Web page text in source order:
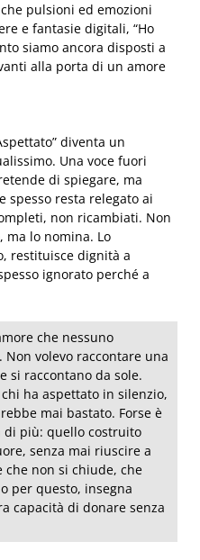
pulsioni ed emozioni
e fantasie digitali, “Ho
siamo ancora disposti a
alla porta di un amore
diventa un
Una voce fuori
di spiegare, ma
spesso resta relegato ai
non ricambiati. Non
ma lo nomina. Lo
restituisce dignità a
ignorato perché a
che nessuno
Non volevo raccontare una
si raccontano da sole.
ha aspettato in silenzio,
mai bastato. Forse è
di più: quello costruito
senza mai riuscire a
che non si chiude, che
per questo, insegna
capacità di donare senza